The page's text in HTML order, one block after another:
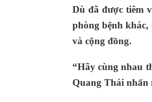
Dù đã được tiêm
phòng bệnh
và cộng đồng.
“Hãy cùng nhau
Quang Thái nhấn